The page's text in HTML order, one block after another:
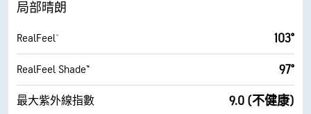
局部晴朗
RealFeel® 103°
RealFeel Shade™ 97°
最大紫外線指數 9.0 (不健康)